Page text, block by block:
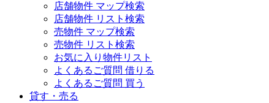
店舗物件 マップ検索
店舗物件 リスト検索
売物件 マップ検索
売物件 リスト検索
お気に入り物件リスト
よくあるご質問 借りる
よくあるご質問 買う
貸す・売る